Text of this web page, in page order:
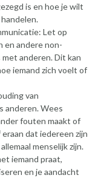
is en hoe je wilt
Let op
en andere non-
anderen. Dit kan
iemand zich voelt of
van
anderen. Wees
fouten maakt of
dat iedereen zijn
menselijk zijn.
iemand praat,
en je aandacht